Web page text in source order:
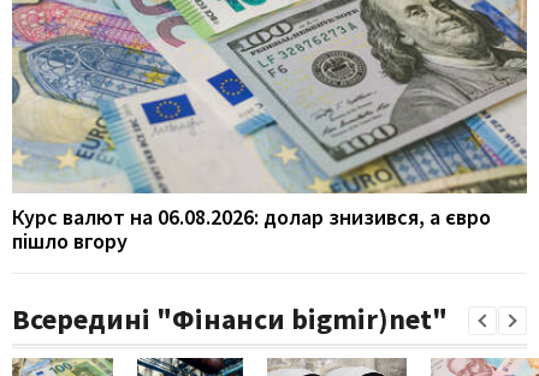
Курс валют на 06.08.2026: долар знизився, а євро
пішло вгору
Всередині "Фінанси bigmir)net"